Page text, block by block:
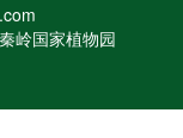
岭国家植物园